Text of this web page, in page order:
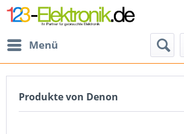
Menü
Produkte von Denon